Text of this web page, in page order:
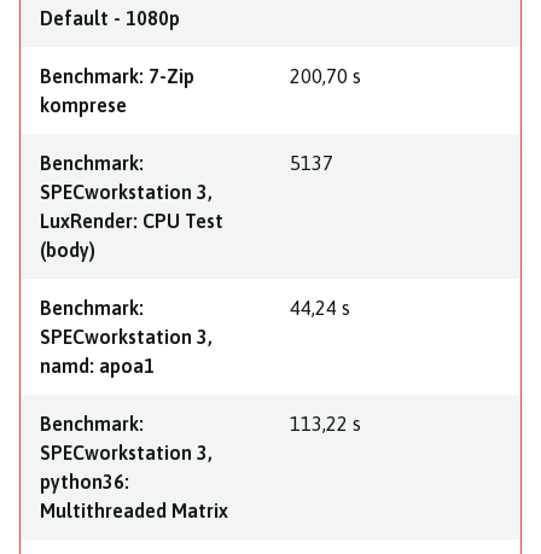
Default - 1080p
Benchmark: 7-Zip
komprese
200,70 s
Benchmark:
SPECworkstation 3,
LuxRender: CPU Test
(body)
5137
Benchmark:
SPECworkstation 3,
namd: apoa1
44,24 s
Benchmark:
SPECworkstation 3,
python36:
Multithreaded Matrix
113,22 s